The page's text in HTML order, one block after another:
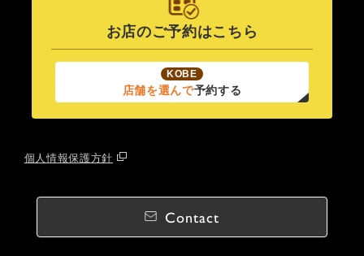
お店のご予約はこちら
KOBE
店舗を選んで予約する
個人情報保護方針
Contact